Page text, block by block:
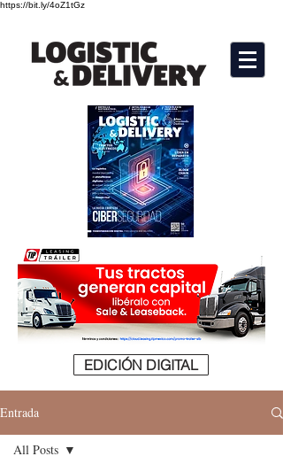
https://bit.ly/4oZ1tGz
EDICIÓN DIGITAL
Entrada
All Posts